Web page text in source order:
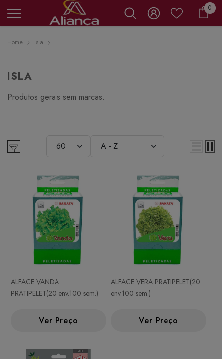
00
Home isla
ISLA
Produtos gerais sem marcas.
ALFACE VANDA
PRATIPELET(20 env.100 sem.)
Ver Preço
ALFACE VERA PRATIPELET(20
env.100 sem.)
Ver Preço